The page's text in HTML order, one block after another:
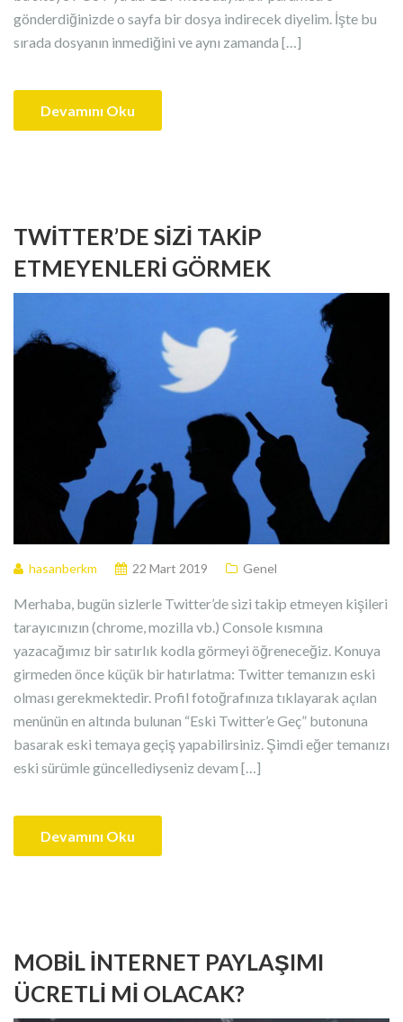
gönderdiğinizde o sayfa bir dosya indirecek diyelim. İşte bu
sırada dosyanın inmediğini ve aynı zamanda […]
Devamını Oku
TWITTER’DE SIZI TAKIP
ETMEYENLERI GÖRMEK
hasanberkm 22 Mart 2019 Genel
Merhaba, bugün sizlerle Twitter’de sizi takip etmeyen kişileri
tarayıcınızın (chrome, mozilla vb.) Console kısmına
yazacağımız bir satırlık kodla görmeyi öğreneceğiz. Konuya
girmeden önce küçük bir hatırlatma: Twitter temanızın eski
olması gerekmektedir. Profil fotoğrafınıza tıklayarak açılan
menünün en altında bulunan “Eski Twitter’e Geç” butonuna
basarak eski temaya geçiş yapabilirsiniz. Şimdi eğer temanızı
eski sürümle güncellediyseniz devam […]
Devamını Oku
MOBIL İNTERNET PAYLAŞIMI
ÜCRETLI MI OLACAK?